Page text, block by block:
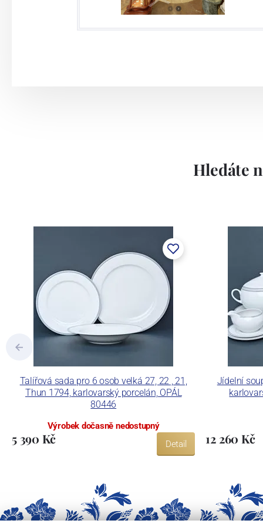
nově vybudovaných prostor, ve
a.s. včetně ochranné známky a
tlakového lití, moderními
dekorovat své výrobky pomocí
Concordia Lesov používá ochrannou
Hledáte
Talířová sada pro 6 osob velká 27, 22 , 21,
Thun 1794, karlovarský porcelán, OPÁL
80446
Výrobek dočasně nedostupný
5 390 Kč Detail
Jídelní
12 260 Kč